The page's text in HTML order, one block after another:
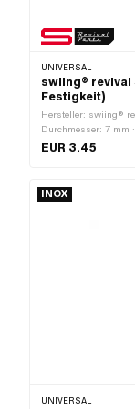
UNIVERSAL
swiing® revival
Festigkeit)
Hersteller: swiing®
Durchmesser: 7 mm
(Standardgewinde) ·
EUR 3.45
INOX
UNIVERSAL